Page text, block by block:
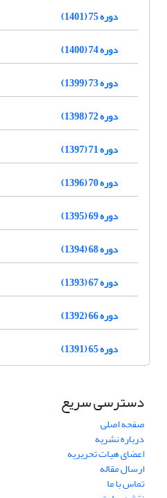
دوره 75 (1401)
دوره 74 (1400)
دوره 73 (1399)
دوره 72 (1398)
دوره 71 (1397)
دوره 70 (1396)
دوره 69 (1395)
دوره 68 (1394)
دوره 67 (1393)
دوره 66 (1392)
دوره 65 (1391)
دسترسی سریع
صفحه اصلی
درباره نشریه
اعضای هیات تحریریه
ارسال مقاله
تماس با ما